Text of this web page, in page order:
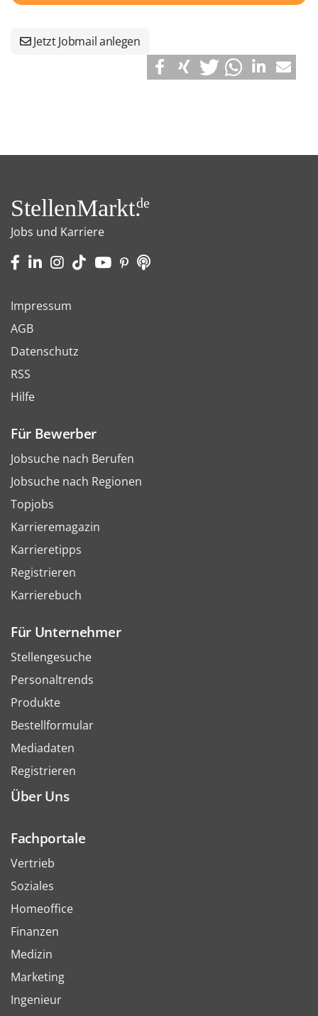
Jetzt Jobmail anlegen
StellenMarkt.de
Jobs und Karriere
Impressum
AGB
Datenschutz
RSS
Hilfe
Für Bewerber
Jobsuche nach Berufen
Jobsuche nach Regionen
Topjobs
Karrieremagazin
Karrieretipps
Registrieren
Karrierebuch
Für Unternehmer
Stellengesuche
Personaltrends
Produkte
Bestellformular
Mediadaten
Registrieren
Über Uns
Fachportale
Vertrieb
Soziales
Homeoffice
Finanzen
Medizin
Marketing
Ingenieur